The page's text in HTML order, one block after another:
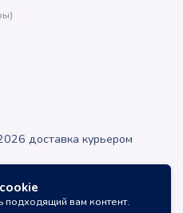
подходящий вам контент.
доставка курьером